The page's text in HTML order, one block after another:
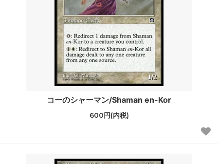
コーのシャーマン/Shaman en-Kor
600円(内税)